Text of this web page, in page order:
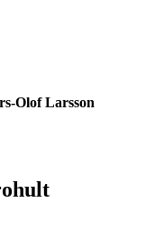
Olof Larsson